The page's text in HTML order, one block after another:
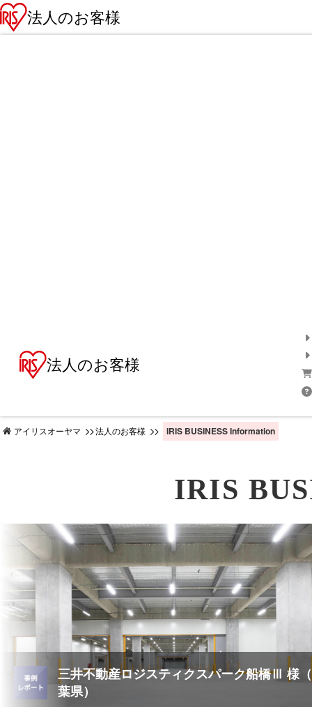
法人のお客様
法人のお客様
アイリスオーヤマ 法人のお客様 IRIS BUSINESS Information
IRIS
三井不動産ロジスティクスパーク船橋Ⅲ 様
葉県）